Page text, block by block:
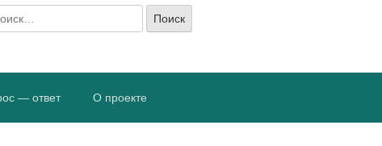
— ответ О проекте